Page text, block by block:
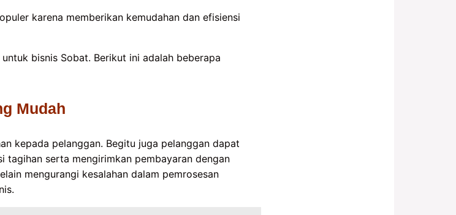
karena memberikan kemudahan dan efisiensi
bisnis Sobat. Berikut ini adalah beberapa
Mudah
kepada pelanggan. Begitu juga pelanggan dapat
tagihan serta mengirimkan pembayaran dengan
mengurangi kesalahan dalam pemrosesan